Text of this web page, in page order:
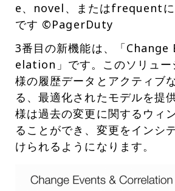
e、novel、またはfrequentに
です ©PagerDuty
3番目の新機能は、「
elation」です。このソリュー
様の履歴データとアクティブ
る、最適化されたモデルを提
様は過去の変更に関するウィ
ることができ、変更をインシ
けられるようになります。